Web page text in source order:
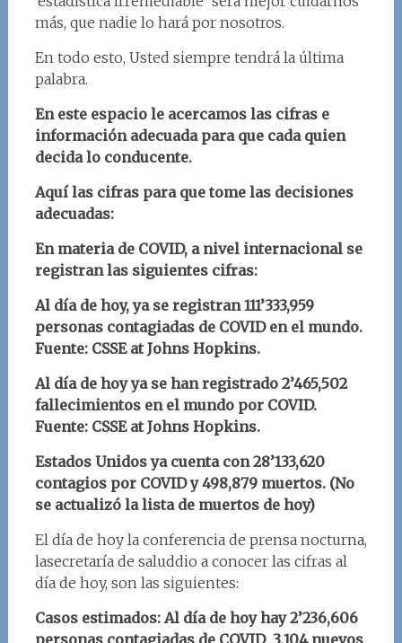
más, que nadie lo hará por nosotros.
En todo esto, Usted siempre tendrá la última
palabra.
En este espacio le acercamos las cifras e
información adecuada para que cada quien
decida lo conducente.
Aquí las cifras para que tome las decisiones
adecuadas:
En materia de COVID, a nivel internacional se
registran las siguientes cifras:
Al día de hoy, ya se registran 111’333,959
personas contagiadas de COVID en el mundo.
Fuente: CSSE at Johns Hopkins.
Al día de hoy ya se han registrado 2’465,502
fallecimientos en el mundo por COVID.
Fuente: CSSE at Johns Hopkins.
Estados Unidos ya cuenta con 28’133,620
contagios por COVID y 498,879 muertos. (No
se actualizó la lista de muertos de hoy)
El día de hoy la conferencia de prensa nocturna,
lasecretaría de saluddio a conocer las cifras al
día de hoy, son las siguientes:
Casos estimados: Al día de hoy hay 2’236,606
personas contagiadas de COVID 3,104 nuevos